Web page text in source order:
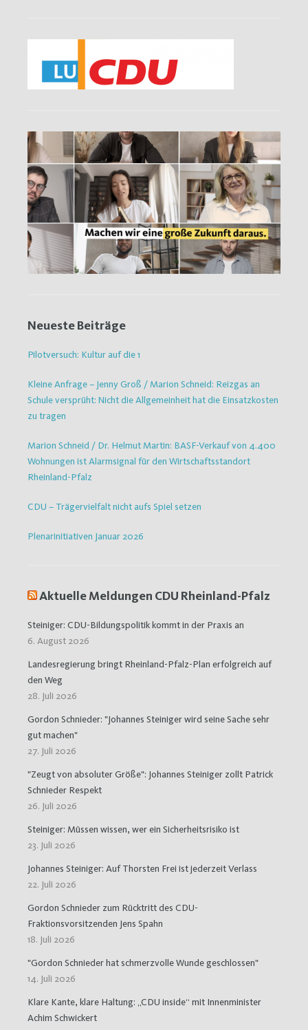
Neueste Beiträge
Pilotversuch: Kultur auf die 1
Kleine Anfrage – Jenny Groß / Marion Schneid: Reizgas an
Schule versprüht: Nicht die Allgemeinheit hat die Einsatzkosten
zu tragen
Marion Schneid / Dr. Helmut Martin: BASF-Verkauf von 4.400
Wohnungen ist Alarmsignal für den Wirtschaftsstandort
Rheinland-Pfalz
CDU – Trägervielfalt nicht aufs Spiel setzen
Plenarinitiativen Januar 2026
Aktuelle Meldungen CDU Rheinland-Pfalz
Steiniger: CDU-Bildungspolitik kommt in der Praxis an
6. August 2026
Landesregierung bringt Rheinland-Pfalz-Plan erfolgreich auf
den Weg
28. Juli 2026
Gordon Schnieder: "Johannes Steiniger wird seine Sache sehr
gut machen"
27. Juli 2026
"Zeugt von absoluter Größe": Johannes Steiniger zollt Patrick
Schnieder Respekt
26. Juli 2026
Steiniger: Müssen wissen, wer ein Sicherheitsrisiko ist
23. Juli 2026
Johannes Steiniger: Auf Thorsten Frei ist jederzeit Verlass
22. Juli 2026
Gordon Schnieder zum Rücktritt des CDU-
Fraktionsvorsitzenden Jens Spahn
18. Juli 2026
"Gordon Schnieder hat schmerzvolle Wunde geschlossen"
14. Juli 2026
Klare Kante, klare Haltung: „CDU inside“ mit Innenminister
Achim Schwickert